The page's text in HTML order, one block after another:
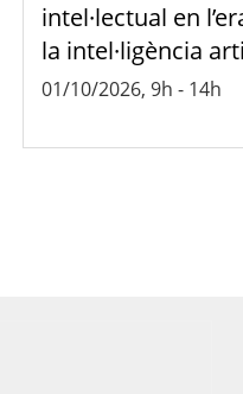
intel·lectual en
la intel·ligència
01/10/2026, 9h - 14h